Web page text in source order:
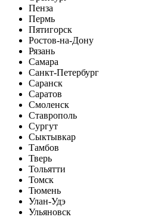
Пенза
Пермь
Пятигорск
Ростов-на-Дону
Рязань
Самара
Санкт-Петербург
Саранск
Саратов
Смоленск
Ставрополь
Сургут
Сыктывкар
Тамбов
Тверь
Тольятти
Томск
Тюмень
Улан-Удэ
Ульяновск